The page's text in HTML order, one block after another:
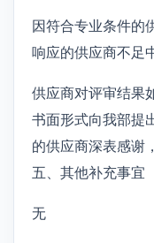
因符合专业条件的
响应的供应商不足
供应商对评审结果
书面形式向我部提
的供应商深表感谢
五、其他补充事宜
无